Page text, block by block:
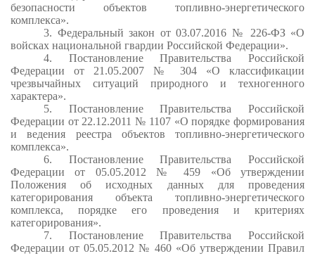
безопасности объектов топливно-энергетического
комплекса».
3. Федеральный закон от 03.07.2016 № 226-ФЗ «О
войсках национальной гвардии Российской Федерации».
4. Постановление Правительства Российской
Федерации от 21.05.2007 № 304 «О классификации
чрезвычайных ситуаций природного и техногенного
характера».
5. Постановление Правительства Российской
Федерации от 22.12.2011 № 1107 «О порядке формирования
и ведения реестра объектов топливно-энергетического
комплекса».
6. Постановление Правительства Российской
Федерации от 05.05.2012 № 459 «Об утверждении
Положения об исходных данных для проведения
категорирования объекта топливно-энергетического
комплекса, порядке его проведения и критериях
категорирования».
7. Постановление Правительства Российской
Федерации от 05.05.2012 № 460 «Об утверждении Правил